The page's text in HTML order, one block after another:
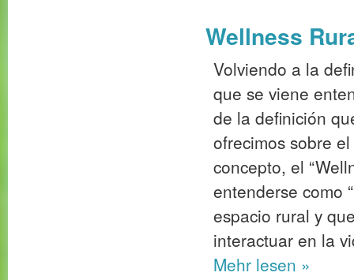
Wellness
Volviendo a la
que se viene
de la definición
ofrecimos sobre
concepto, el
entenderse como
espacio rural y
interactuar en la
Mehr lesen »